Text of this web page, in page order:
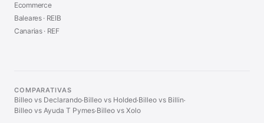
Ecommerce
Baleares · REIB
Canarias · REF
COMPARATIVAS
Billeo vs Declarando·Billeo vs Holded·Billeo vs Billin·
Billeo vs Ayuda T Pymes·Billeo vs Xolo